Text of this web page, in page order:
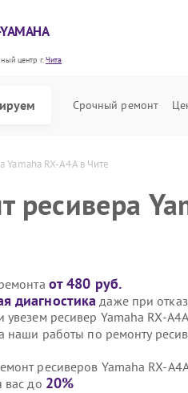
центр г.Чита
Срочный ремонт
Yamaha RX-A4A в Чите
ресивера
от 480 руб.
диагностика даже при
увезем ресивер Yamaha RX-
наши работы по ремонту
ресиверов Yamaha RX-
вас до 20%